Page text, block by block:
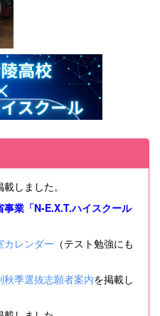
載しました。
業「N-E.X.T.ハイスクール
カレンダー （テスト勉強にも
季選抜志願者案内を掲載し